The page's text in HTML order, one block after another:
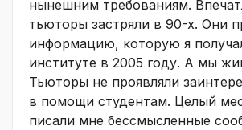
нынешним требованиям.
тьюторы застряли в 90-х. Они
информацию, которую я
институте в 2005 году. А мы
Тьюторы не проявляли
в помощи студентам. Целый
писали мне бессмысленные